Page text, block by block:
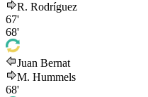
R. Rodríguez
67'
68'
Juan Bernat
M. Hummels
68'